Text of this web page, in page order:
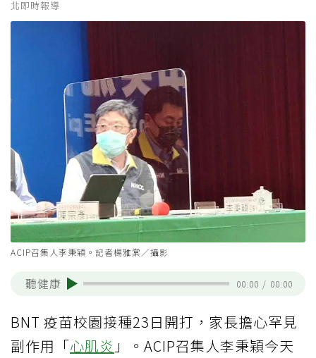
北即時報導
ACIP召集人李秉穎。記者楊雅棠／攝影
聽健康 00:00 / 00:00
BNT 疫苗校園接種23日開打，家長擔心罕見
副作用「心肌炎 」。ACIP召集人李秉穎今天